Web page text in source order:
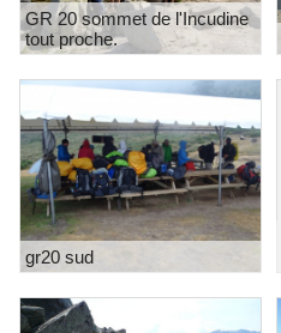
GR 20 sommet de l'Incudine
tout proche.
gr20 sud